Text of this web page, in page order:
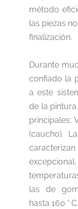
método
las piezas
finalización.
Durante
confiado la
a este
de la
principales:
(caucho).
las de
hasta 160 ° C.